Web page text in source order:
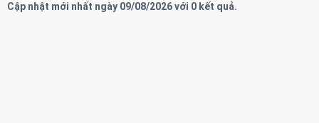
Cập nhật mới nhất ngày 09/08/2026 với 0 kết quả.